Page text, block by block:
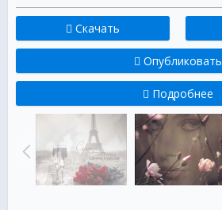
Скачать
Опубликовать
Подробнее